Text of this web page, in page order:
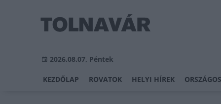
2026.08.07, Péntek
KEZDŐLAP ROVATOK HELYI HÍREK